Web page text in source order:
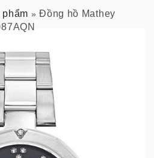
phẩm »Đồng hồ Mathey